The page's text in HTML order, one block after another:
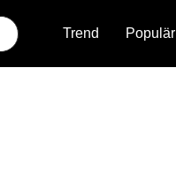
Trend Populär